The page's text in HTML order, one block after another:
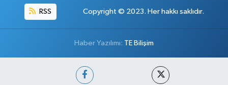
RSS Copyright © 2023. Her hakkı saklıdır.
Haber Yazılımı: TE Bilişim